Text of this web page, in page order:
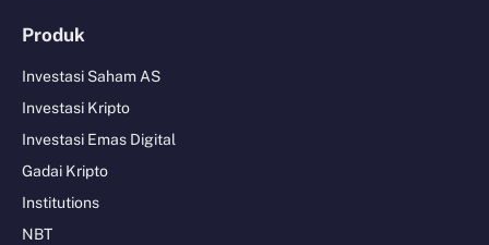
Produk
Investasi Saham AS
Investasi Kripto
Investasi Emas Digital
Gadai Kripto
Institutions
NBT